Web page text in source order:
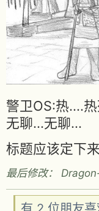
警卫OS:热....
无聊...无聊...
标题应该定下
最后修改：